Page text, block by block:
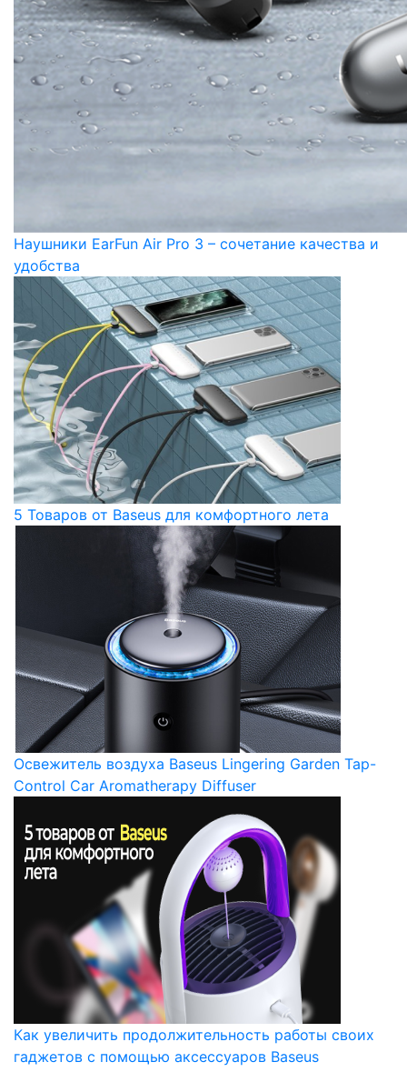
Наушники EarFun Air Pro 3 – сочетание качества и
удобства
5 Товаров от Baseus для комфортного лета
Освежитель воздуха Baseus Lingering Garden Tap-
Control Car Aromatherapy Diffuser
Как увеличить продолжительность работы своих
гаджетов с помощью аксессуаров Baseus